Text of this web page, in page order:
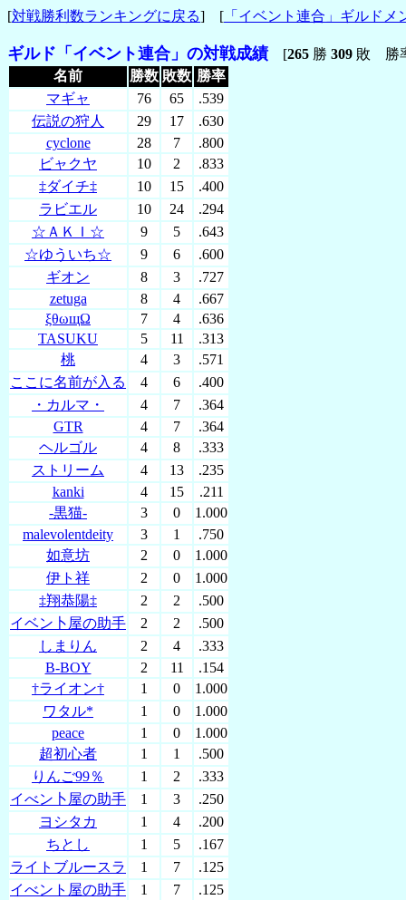
[対戦勝利数ランキングに戻る] [ 「イベント連合」ギルドメ
ギルド「イベント連合」の対戦成績[265 勝 309 敗 勝
名前 勝数 敗数 勝率
マギャ
76 65
.539
伝説の狩人
29 17
.630
cyclone
28 7
.800
ビャクヤ
10 2
.833
‡ダイチ‡
10 15
.400
ラビエル
10 24
.294
☆ＡＫＩ☆
9 5
.643
☆ゆういち☆
9 6
.600
ギオン
8 3
.727
zetuga
8 4
.667
ξθωщΩ
7 4
.636
TASUKU
5 11
.313
桃
4 3
.571
ここに名前が入る
4 6
.400
・カルマ・
4 7
.364
GTR
4 7
.364
ヘルゴル
4 8
.333
ストリーム
4 13
.235
kanki
4 15
.211
‐黒猫‐
3 0
1.000
malevolentdeity
3 1
.750
如意坊
2 0
1.000
伊ト祥
2 0
1.000
‡翔恭陽‡
2 2
.500
イベン卜屋の助手
2 2
.500
しまりん
2 4
.333
B-BOY
2 11
.154
†ライオン†
1 0
1.000
ワタル*
1 0
1.000
peace
1 0
1.000
超初心者
1 1
.500
りんご99％
1 2
.333
イべン卜屋の助手
1 3
.250
ヨシタカ
1 4
.200
ちとし
1 5
.167
ライトブルースラ
1 7
.125
イべント屋の助手
1 7
.125